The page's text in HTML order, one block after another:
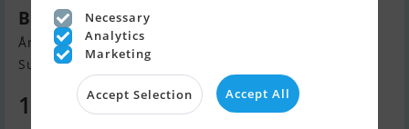
Bayliner M17
Årgang 2025, Motorbåd til salg
Sunds, Danmark
122.010 DKK
Necessary
Analytics
Marketing
Accept Selection Accept All